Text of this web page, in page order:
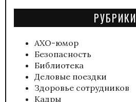
РУБРИКИ
АХО-юмор
Безопасность
Библиотека
Деловые поездки
Здоровье сотрудников
Кадры